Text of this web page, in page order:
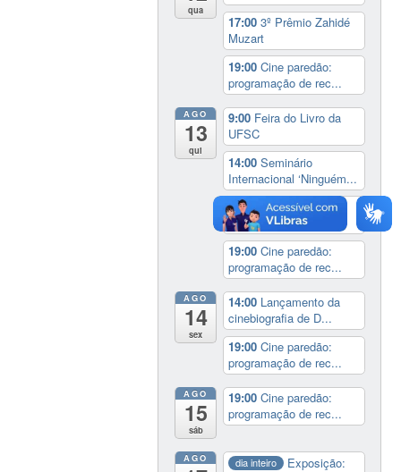
qua
17:003º Prêmio Zahidé
Muzart
19:00Cine paredão:
programação de rec...
AGO
13
qui
9:00 Feira do Livro da
UFSC
14:00Seminário
Internacional ‘Ninguém...
14:30 Sessão Especial
do Conselho Esta...
19:00Cine paredão:
programação de rec...
AGO
14
sex
14:00 Lançamento da
cinebiografia de D...
19:00Cine paredão:
programação de rec...
AGO
15
sáb
19:00Cine paredão:
programação de rec...
AGO dia inteiro
Exposição: